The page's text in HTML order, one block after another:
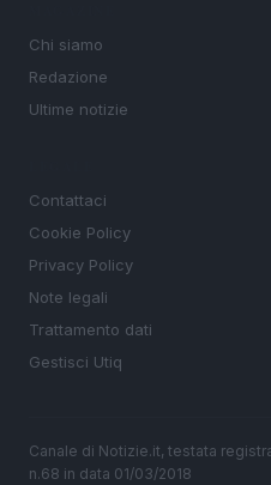
Chi siamo
Redazione
Ultime notizie
Contattaci
Cookie Policy
Privacy Policy
Note legali
Trattamento dati
Gestisci Utiq
Canale di Notizie.it, testata
n.68 in data 01/03/2018